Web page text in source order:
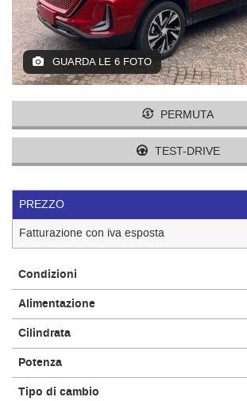
I NOSTRI VALORI
CONTATTIGUARDA LE 6 FOTO
PERMUTA
TEST-DRIVE
PREZZO
Fatturazione con iva esposta
Condizioni
Alimentazione
Cilindrata
Potenza
Tipo di cambio
tracciamento
che
adottiamo
per
offrire
le
funzionalità
svolgere
attività
seguito
descritte.
Per
informazioni
sull'utilità
e
sul
funzionamento
di
questi
strumenti